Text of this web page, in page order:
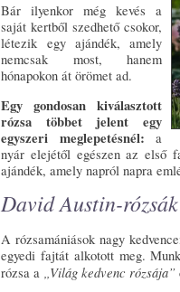
Bár ilyenkor még kevés a
saját kertből szedhető csokor,
létezik egy ajándék, amely
nemcsak most, hanem
hónapokon át örömet ad.
Egy gondosan kiválasztott
rózsa többet jelent egy
egyszeri meglepetésnél: a
nyár elejétől egészen az első
ajándék, amely napról napra
David Austin-rózsák
A rózsamániások nagy
egyedi fajtát alkotott meg.
rózsa a
„Világ kedvenc rózsája”